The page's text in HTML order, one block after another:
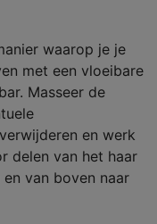
waarop je je
met een vloeibare
Masseer de
en werk
delen van het haar
van boven naar